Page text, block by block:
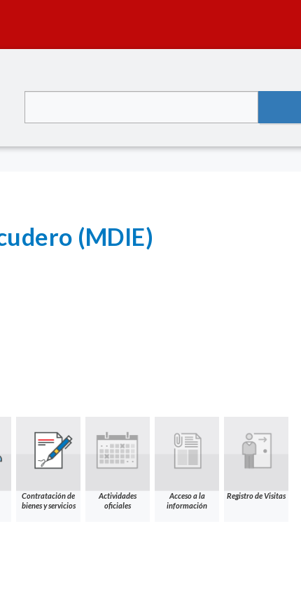
(MDIE)
Contratación de
bienes y servicios
Actividades
oficiales
Acceso a la
información
Registro de Visitas